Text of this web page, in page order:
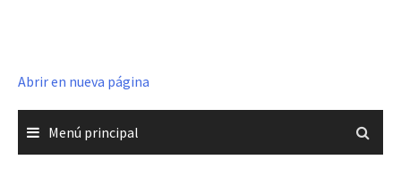
Abrir en nueva página
Menú principal